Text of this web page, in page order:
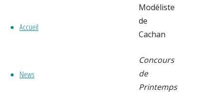
Accueil
News
Modéliste
de
Cachan
Concours
de
Printemps